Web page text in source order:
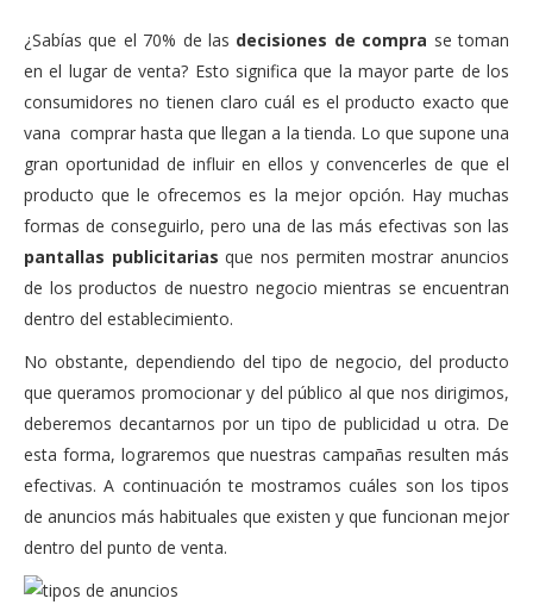
¿Sabías que el 70% de las decisiones de compra se toman
en el lugar de venta? Esto significa que la mayor parte de los
consumidores no tienen claro cuál es el producto exacto que
vana comprar hasta que llegan a la tienda. Lo que supone una
gran oportunidad de influir en ellos y convencerles de que el
producto que le ofrecemos es la mejor opción. Hay muchas
formas de conseguirlo, pero una de las más efectivas son las
pantallas publicitarias que nos permiten mostrar anuncios
de los productos de nuestro negocio mientras se encuentran
dentro del establecimiento.
No obstante, dependiendo del tipo de negocio, del producto
que queramos promocionar y del público al que nos dirigimos,
deberemos decantarnos por un tipo de publicidad u otra. De
esta forma, lograremos que nuestras campañas resulten más
efectivas. A continuación te mostramos cuáles son los tipos
de anuncios más habituales que existen y que funcionan mejor
dentro del punto de venta.